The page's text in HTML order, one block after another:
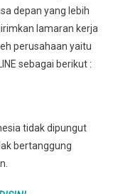
depan yang lebih
lamaran kerja
perusahaan yaitu
sebagai berikut :
tidak dipungut
bertanggung